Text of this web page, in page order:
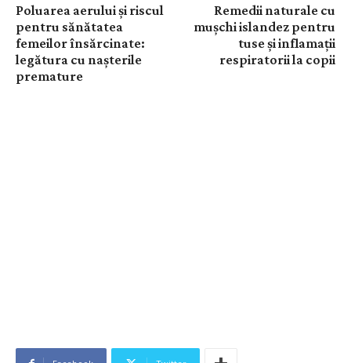
Poluarea aerului și riscul
pentru sănătatea
femeilor însărcinate:
legătura cu nașterile
premature
Remedii naturale cu
mușchi islandez pentru
tuse și inflamații
respiratorii la copii